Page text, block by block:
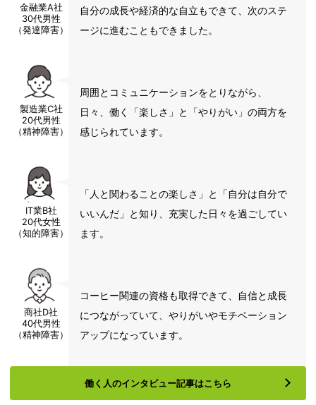
金融業A社
30代男性
（発達障害）
自分の成長や経済的な自立もできて、次のステ
ージに進むこともできました。
製造業C社
20代男性
（精神障害）
周囲とコミュニケーションをとりながら、
日々、働く「楽しさ」と「やりがい」の両方を
感じられています。
IT業B社
20代女性
（知的障害）
「人と関わることの楽しさ」と「自分は自分で
いいんだ」と知り、充実した日々を過ごしてい
ます。
商社D社
40代男性
（精神障害）
コーヒー関連の資格も取得できて、自信と成長
につながっていて、やりがいやモチベーション
アップになっています。
働く人のインタビュー記事はこちら